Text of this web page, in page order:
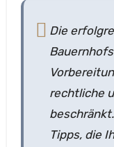
Die
rechtliche
Tipps, die